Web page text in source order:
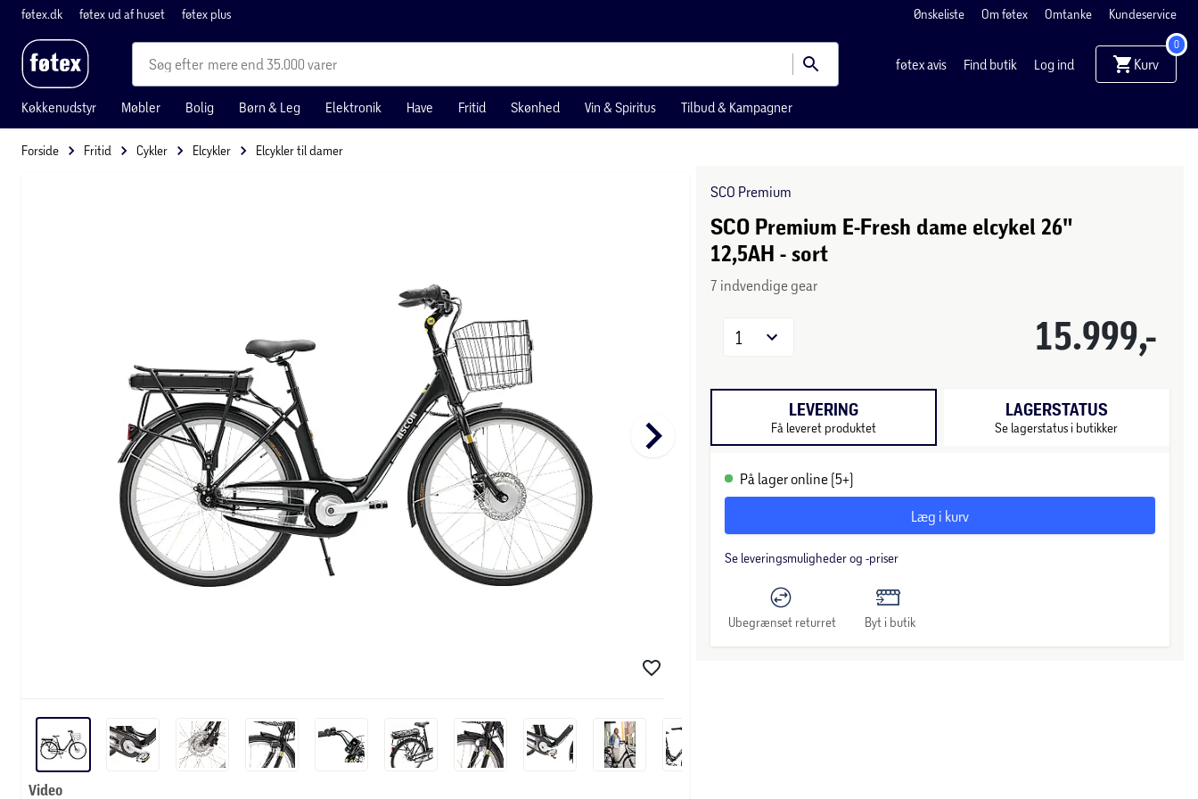
føtex.dk føtex ud af huset føtex plus Ønskeliste Om føtex Omtanke Kundeservice
mere end 35.000 varer føtex avis Find butik Log ind Kurv
0
Køkkenudstyr Møbler Bolig Børn & Leg Elektronik Have Fritid Skønhed Vin & Spiritus Tilbud & Kampagner
Forside Fritid Cykler Elcykler Elcykler til damer
keyboard_arrow_right
Video
SCO Premium
SCO Premium E-Fresh dame elcykel 26"
12,5AH - sort
7 indvendige gear
15.999,-
1
LEVERING
Få leveret produktet
LAGERSTATUS
Se lagerstatus i butikker
På lager online (5+)
Læg i kurv
Se leveringsmuligheder og -priser
Ubegrænset returret Byt i butik